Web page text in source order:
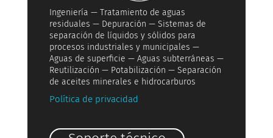
Ingeniería — Tratamiento de aguas
residuales — Depuración — Sistemas de
separación de líquidos y sólidos para
procesos industriales y municipales —
Aguas de superficie — Aguas subterráneas —
Reutilización — Potabilización — Separación
de aceites minerales e hidrocarburos
Política de privacidad